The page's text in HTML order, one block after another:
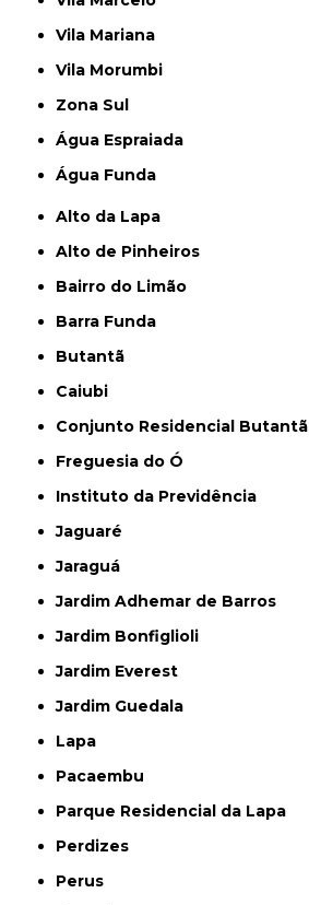
Vila Mariana
Vila Morumbi
Zona Sul
Água Espraiada
Água Funda
Alto da Lapa
Alto de Pinheiros
Bairro do Limão
Barra Funda
Butantã
Caiubi
Conjunto Residencial Butantã
Freguesia do Ó
Instituto da Previdência
Jaguaré
Jaraguá
Jardim Adhemar de Barros
Jardim Bonfiglioli
Jardim Everest
Jardim Guedala
Lapa
Pacaembu
Parque Residencial da Lapa
Perdizes
Perus